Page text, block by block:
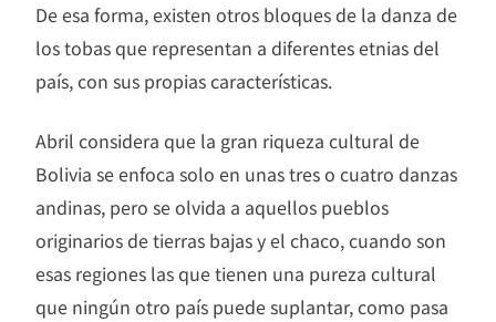
De esa forma, existen otros bloques de la danza de
los tobas que representan a diferentes etnias del
país, con sus propias características.
Abril considera que la gran riqueza cultural de
Bolivia se enfoca solo en unas tres o cuatro danzas
andinas, pero se olvida a aquellos pueblos
originarios de tierras bajas y el chaco, cuando son
esas regiones las que tienen una pureza cultural
que ningún otro país puede suplantar, como pasa